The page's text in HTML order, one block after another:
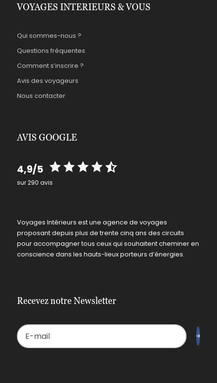
VOYAGES INTERIEURS & VOUS
Qui sommes-nous ?
Questions fréquentes
Comment s’inscrire ?
Avis des voyageurs
Nous contacter
AVIS GOOGLE
4,9/5
sur 290 avis
Voyages Intérieurs est une agence de voyages
proposant depuis plus de trente cinq ans des circuits
pour accompagner tous ceux qui souhaitent cheminer en
conscience dans les hauts-lieux porteurs d’énergies.
Recevez notre Newsletter